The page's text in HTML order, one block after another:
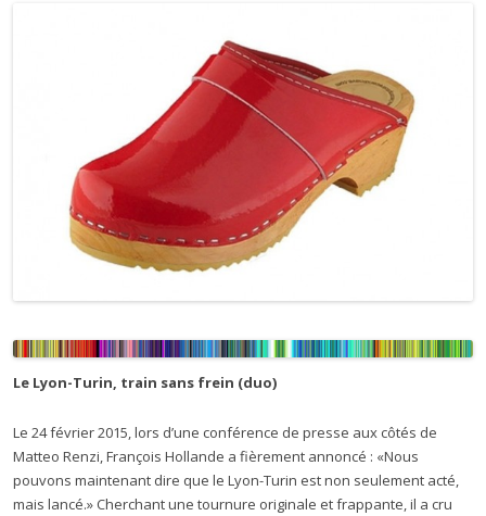
Le Lyon-Turin, train sans frein (duo)
Le 24 février 2015, lors d’une conférence de presse aux côtés de
Matteo Renzi, François Hollande a fièrement annoncé : «Nous
pouvons maintenant dire que le Lyon-Turin est non seulement acté,
mais lancé.» Cherchant une tournure originale et frappante, il a cru